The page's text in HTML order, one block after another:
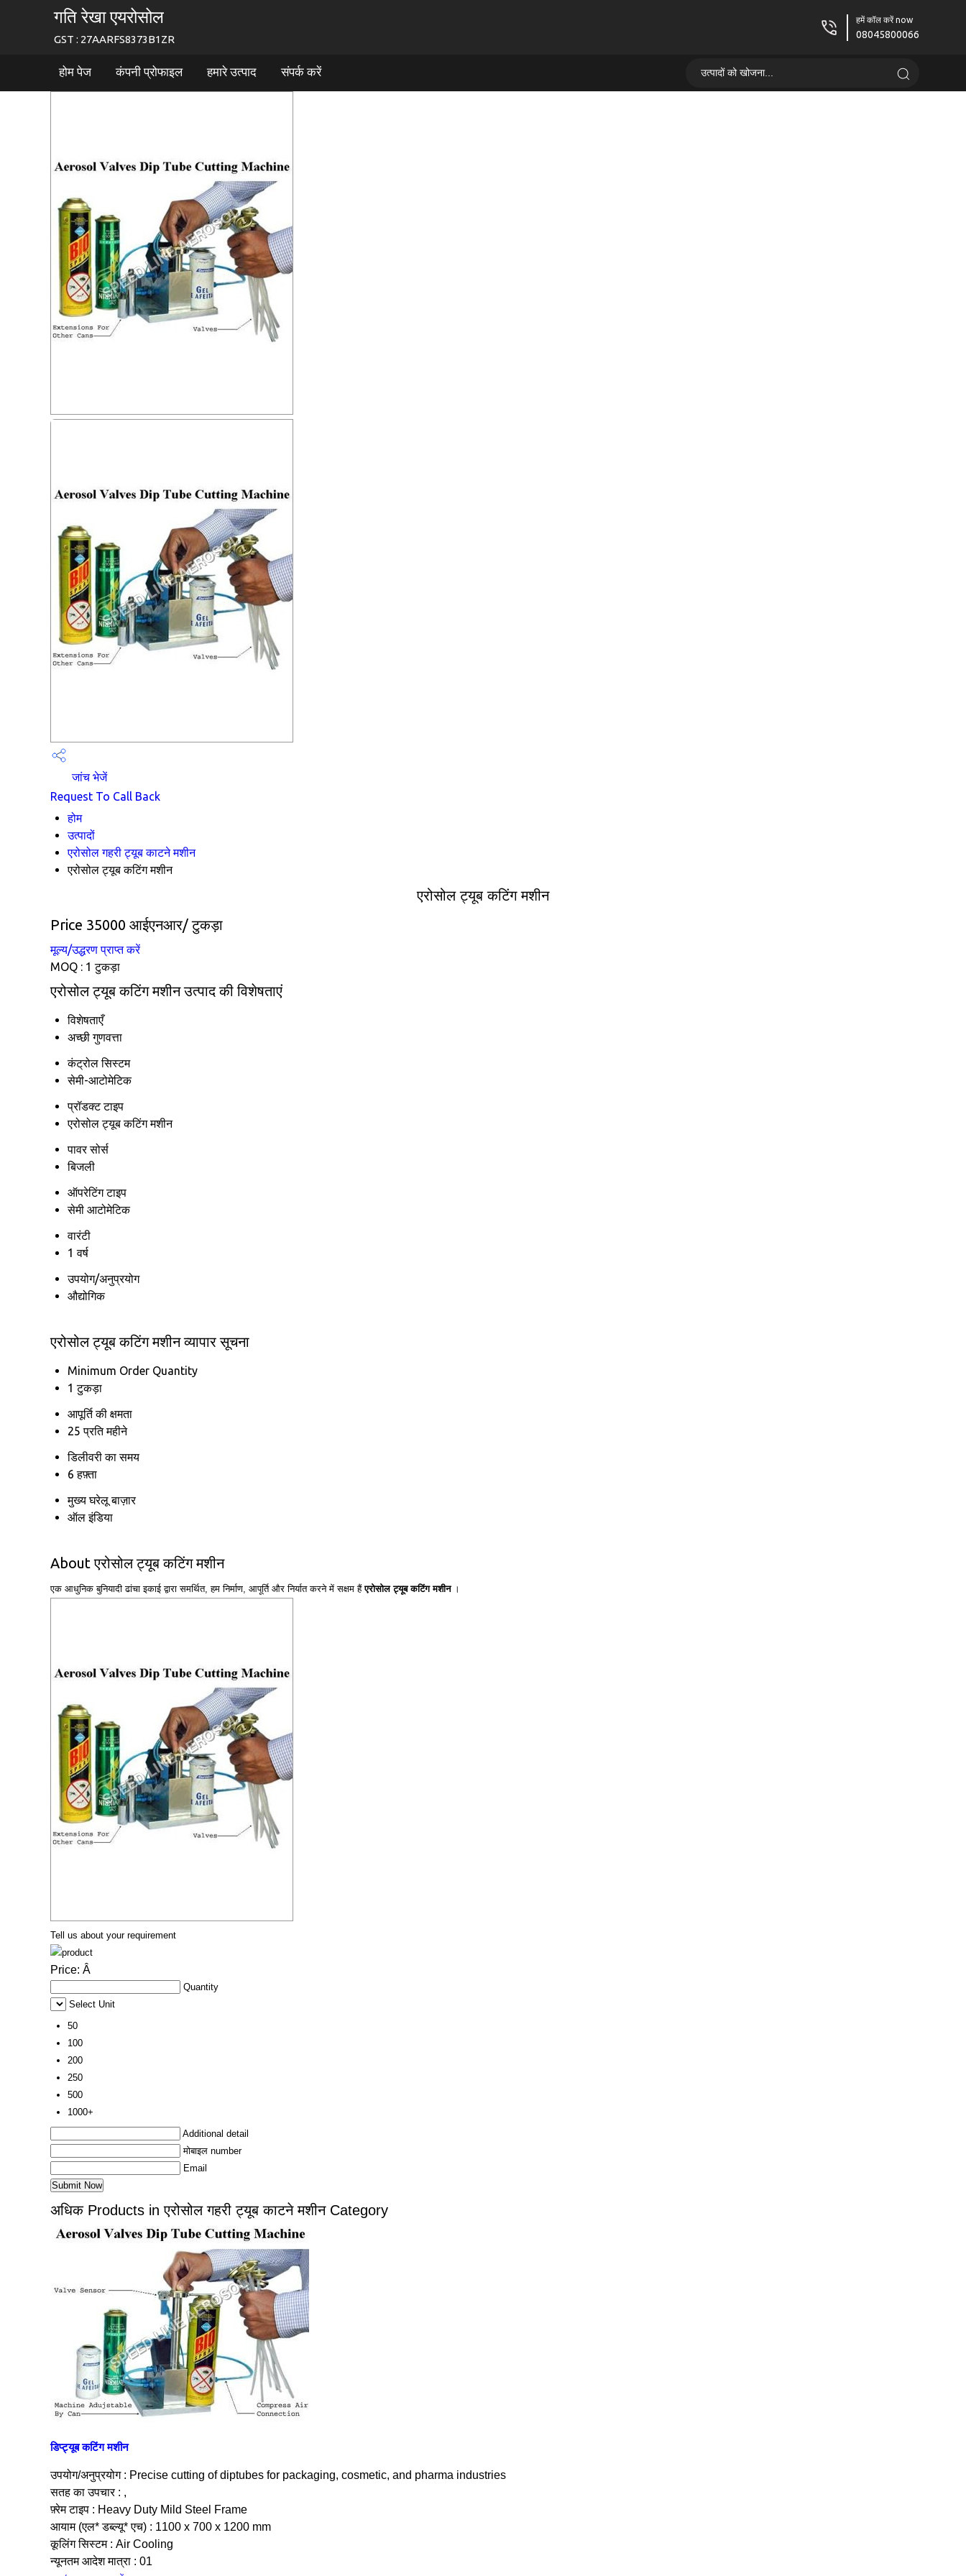
गति रेखा एयरोसोल
GST : 27AARFS8373B1ZR
हमें कॉल करें now
08045800066
होम पेज कंपनी प्रोफाइल हमारे उत्पाद संपर्क करें
जांच भेजें
Request To Call Back
होम
उत्पादों
एरोसोल गहरी ट्यूब काटने मशीन
एरोसोल ट्यूब कटिंग मशीन
एरोसोल ट्यूब कटिंग मशीन
Price 35000 आईएनआर/ टुकड़ा
मूल्य/उद्धरण प्राप्त करें
MOQ : 1 टुकड़ा
एरोसोल ट्यूब कटिंग मशीन उत्पाद की विशेषताएं
विशेषताएँ
अच्छी गुणवत्ता
कंट्रोल सिस्टम
सेमी-आटोमेटिक
प्रॉडक्ट टाइप
एरोसोल ट्यूब कटिंग मशीन
पावर सोर्स
बिजली
ऑपरेटिंग टाइप
सेमी आटोमेटिक
वारंटी
1 वर्ष
उपयोग/अनुप्रयोग
औद्योगिक
एरोसोल ट्यूब कटिंग मशीन व्यापार सूचना
Minimum Order Quantity
1 टुकड़ा
आपूर्ति की क्षमता
25 प्रति महीने
डिलीवरी का समय
6 हफ़्ता
मुख्य घरेलू बाज़ार
ऑल इंडिया
About एरोसोल ट्यूब कटिंग मशीन
एक आधुनिक बुनियादी ढांचा इकाई द्वारा समर्थित, हम निर्माण, आपूर्ति और निर्यात करने में सक्षम हैंएरोसोल ट्यूब कटिंग मशीन ।
Tell us about your requirement
Price: Â
Quantity
Select Unit
50
100
200
250
500
1000+
Additional detail
मोबाइल number
Email
अधिक Products in एरोसोल गहरी ट्यूब काटने मशीन Category
डिप्ट्यूब कटिंग मशीन
उपयोग/अनुप्रयोग : Precise cutting of diptubes for packaging, cosmetic, and pharma industries
सतह का उपचार : ,
फ़्रेम टाइप : Heavy Duty Mild Steel Frame
आयाम (एल* डब्ल्यू* एच) : 1100 x 700 x 1200 mm
कूलिंग सिस्टम : Air Cooling
न्यूनतम आदेश मात्रा : 01